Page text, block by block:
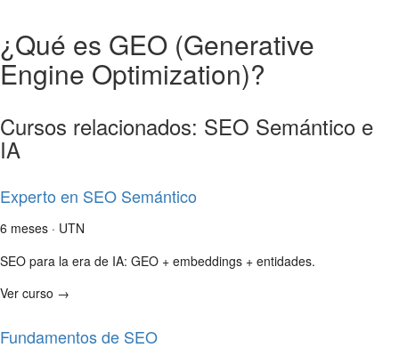
¿Qué es GEO (Generative
Engine Optimization)?
Cursos relacionados: SEO Semántico e
IA
Experto en SEO Semántico
6 meses · UTN
SEO para la era de IA: GEO + embeddings + entidades.
Ver curso →
Fundamentos de SEO